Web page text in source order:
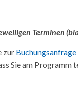
Terminen
zur Buchungsanfrage
Sie am Programm